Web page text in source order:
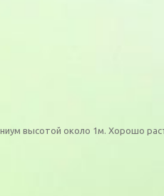
высотой около 1м. Хорошо